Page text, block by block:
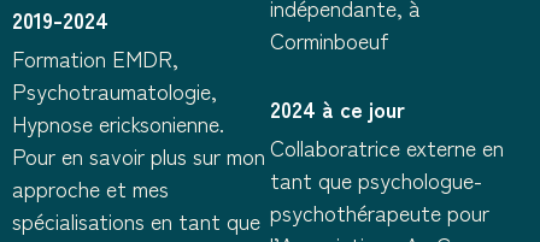
2019-2024
Formation EMDR,
Psychotraumatologie,
Hypnose ericksonienne.
Pour en savoir plus sur mon
approche et mes
spécialisations en tant que
indépendante, à
Corminboeuf
2024 à ce jour
Collaboratrice externe en
tant que psychologue-
psychothérapeute pour